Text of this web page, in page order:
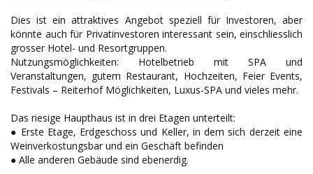
Dies ist ein attraktives Angebot speziell für Investoren, aber
könnte auch für Privatinvestoren interessant sein, einschliesslich
grosser Hotel- und Resortgruppen.
Nutzungsmöglichkeiten: Hotelbetrieb mit SPA und
Veranstaltungen, gutem Restaurant, Hochzeiten, Feier Events,
Festivals – Reiterhof Möglichkeiten, Luxus-SPA und vieles mehr.
Das riesige Haupthaus ist in drei Etagen unterteilt:
● Erste Etage, Erdgeschoss und Keller, in dem sich derzeit eine
Weinverkostungsbar und ein Geschäft befinden
● Alle anderen Gebäude sind ebenerdig.